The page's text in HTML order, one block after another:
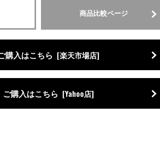
商品比較ページ
購入はこちら [楽天市場店]
ご購入はこちら [Yahoo店]